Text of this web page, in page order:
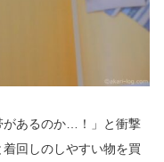
があるのか…！」と衝撃
回しのしやすい物を買